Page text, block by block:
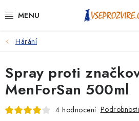
na
PSI
KOČKY
KONĚ
Hárání
Spray proti
MenForSan 500ml
4 hodnocení